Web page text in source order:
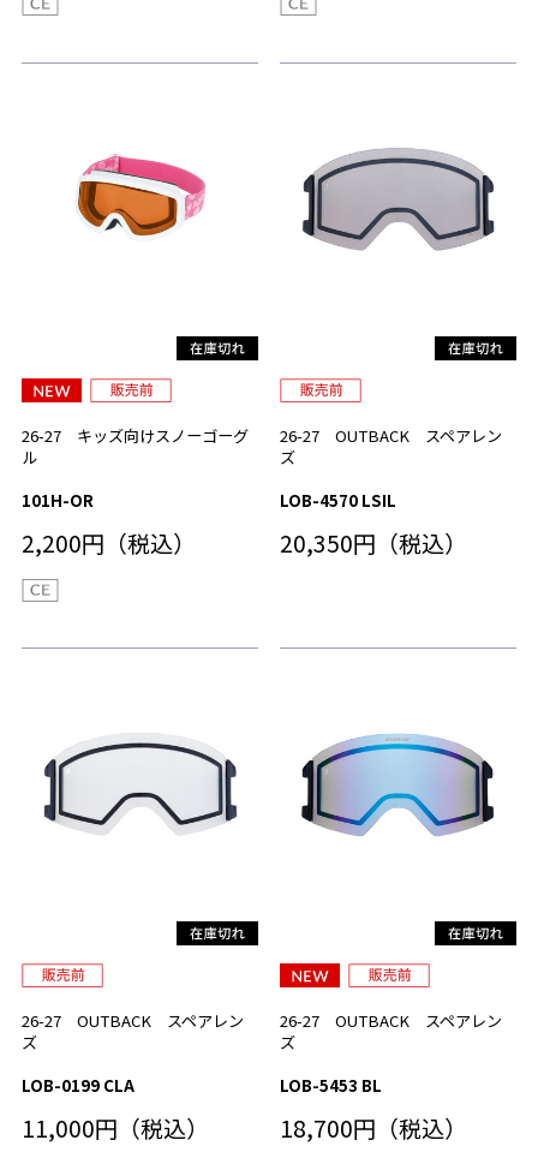
26-27 キッズ向けスノーゴーグ
ル
101H-OR
2,200円（税込）
26-27 OUTBACK スペアレン
ズ
LOB-4570 LSIL
20,350円（税込）
26-27 OUTBACK スペアレン
ズ
LOB-0199 CLA
11,000円（税込）
26-27 OUTBACK スペアレン
ズ
LOB-5453 BL
18,700円（税込）